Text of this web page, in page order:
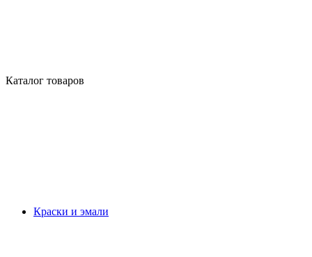
Каталог товаров
Краски и эмали